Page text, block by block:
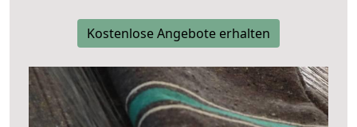
Kostenlose Angebote erhalten